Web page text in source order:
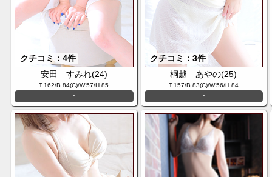
クチコミ：4件
安田 すみれ(24)
T.162/B.84(C)/W.57/H.85
-
クチコミ：3件
桐越 あやの(25)
T.157/B.83(C)/W.56/H.84
-